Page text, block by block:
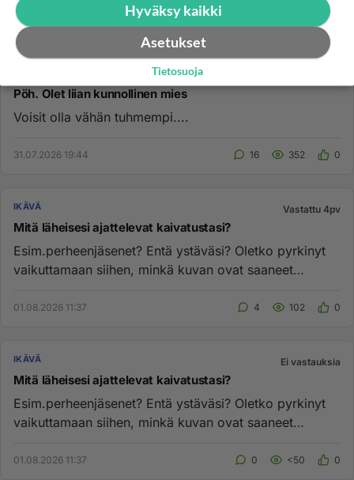
Pöh. Olet liian kunnollinen mies
Voisit olla vähän tuhmempi....
31.07.2026 19:44 16 352 0
IKÄVÄ Vastattu 4pv
Mitä läheisesi ajattelevat kaivatustasi?
Esim.perheenjäsenet? Entä ystäväsi? Oletko pyrkinyt
vaikuttamaan siihen, minkä kuvan ovat saaneet
01.08.2026 11:37 4 102 0
IKÄVÄ Ei vastauksia
Mitä läheisesi ajattelevat kaivatustasi?
Esim.perheenjäsenet? Entä ystäväsi? Oletko pyrkinyt
vaikuttamaan siihen, minkä kuvan ovat saaneet
01.08.2026 11:37 0 <50 0
Hyväksy kaikki
Asetukset
Tietosuoja